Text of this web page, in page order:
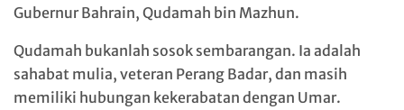
Gubernur Bahrain, Qudamah bin Mazhun.
Qudamah bukanlah sosok sembarangan. Ia adalah
sahabat mulia, veteran Perang Badar, dan masih
memiliki hubungan kekerabatan dengan Umar.